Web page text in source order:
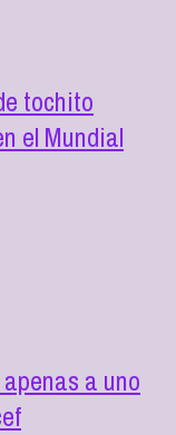
tochito
el Mundial
a uno